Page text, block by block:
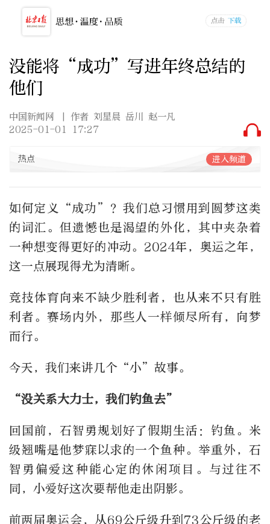
没能将“成功”写进年终总结的
他们
中国新闻网
| 作者 刘星晨 岳川 赵一凡
2025-01-01 17:27
热点 进入频道
如何定义“成功”？我们总习惯用到圆梦这类
的词汇。但遗憾也是渴望的外化，其中夹杂着
一种想变得更好的冲动。2024年，奥运之年，
这一点展现得尤为清晰。
竞技体育向来不缺少胜利者，也从来不只有胜
利者。赛场内外，那些人一样倾尽所有，向梦
而行。
今天，我们来讲几个“小”故事。
“没关系大力士，我们钓鱼去”
回国前，石智勇规划好了假期生活：钓鱼。米
级翘嘴是他梦寐以求的一个鱼种。举重外，石
智勇偏爱这种能心定的休闲项目。与过往不
同，小爱好这次要帮他走出阴影。
前两届奥运会，从69公斤级升到73公斤级的老